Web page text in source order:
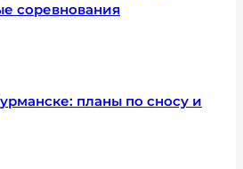
соревнования
планы по сносу и